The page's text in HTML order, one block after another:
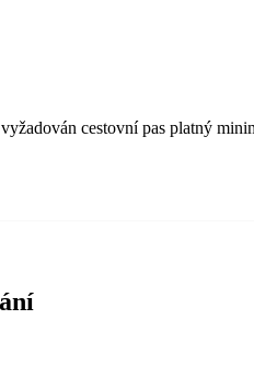
cestovní pas platný